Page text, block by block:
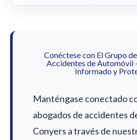
Conéctese con El Grupo
Accidentes de Automóvil
Informado y
Manténgase conectado
abogados de accidentes
Conyers a través de